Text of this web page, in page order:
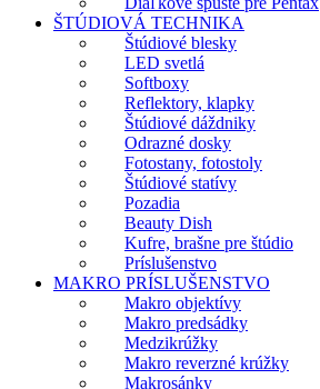
ŠTÚDIOVÁ TECHNIKA
Štúdiové blesky
LED svetlá
Softboxy
Reflektory, klapky
Štúdiové dáždniky
Odrazné dosky
Fotostany, fotostoly
Štúdiové statívy
Pozadia
Beauty Dish
Kufre, brašne pre štúdio
Príslušenstvo
MAKRO PRÍSLUŠENSTVO
Makro objektívy
Makro predsádky
Medzikrúžky
Makro reverzné krúžky
Makrosánky